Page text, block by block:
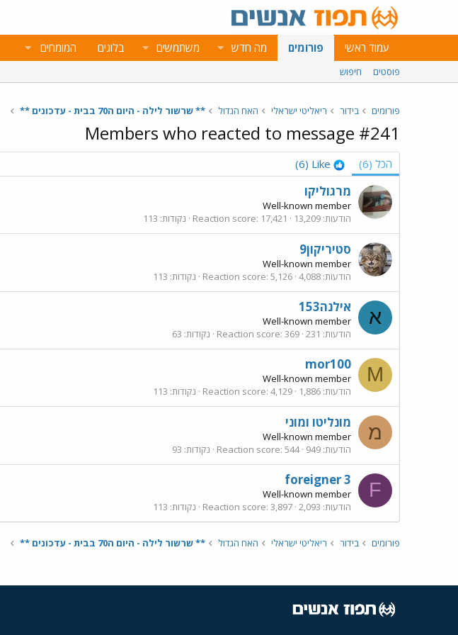
עמוד ראשי פורומים מה חדש משתמשים בלוגים המומחים
פוסטים חיפוש
פורומים בידור ריאליטי ישראלי האח הגדול ** שרשור לילה - היום ה70 בבית - עדכונים **
Members who reacted to message #241
הכל (6)
Like
(6)
מרגוליקו
Well-known member
הודעות 13,209
Reaction score 17,421 נקודות 113
סטיריקון9
Well-known member
הודעות 4,088
Reaction score 5,126 נקודות 113
א אילנה153
Well-known member
הודעות 231
Reaction score 369 נקודות 63
M
mor100
Well-known member
הודעות 1,886
Reaction score 4,129 נקודות 113
מ מונליטו ומוני
Well-known member
הודעות 949
Reaction score 544 נקודות 93
F
foreigner 3
Well-known member
הודעות 2,093
Reaction score 3,897 נקודות 113
פורומים בידור ריאליטי ישראלי האח הגדול ** שרשור לילה - היום ה70 בבית - עדכונים **